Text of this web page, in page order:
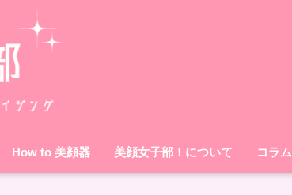
How to 美顔器 美顔女子部！について コラム